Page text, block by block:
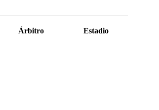
Árbitro Estadio